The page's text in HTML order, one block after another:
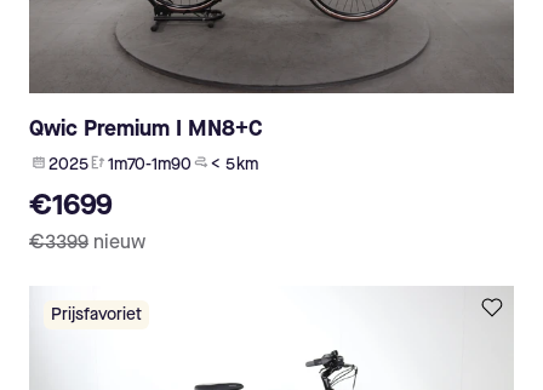
Qwic Premium I MN8+C
2025 1m70-1m90 < 5 km
€1699
€3399 nieuw
Prijsfavoriet